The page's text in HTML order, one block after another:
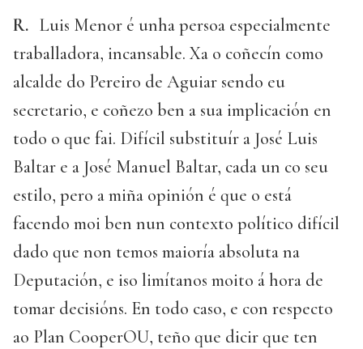
R. Luis Menor é unha persoa especialmente
traballadora, incansable. Xa o coñecín como
alcalde do Pereiro de Aguiar sendo eu
secretario, e coñezo ben a sua implicación en
todo o que fai. Difícil substituír a José Luis
Baltar e a José Manuel Baltar, cada un co seu
estilo, pero a miña opinión é que o está
facendo moi ben nun contexto político difícil
dado que non temos maioría absoluta na
Deputación, e iso limítanos moito á hora de
tomar decisións. En todo caso, e con respecto
ao Plan CooperOU, teño que dicir que ten